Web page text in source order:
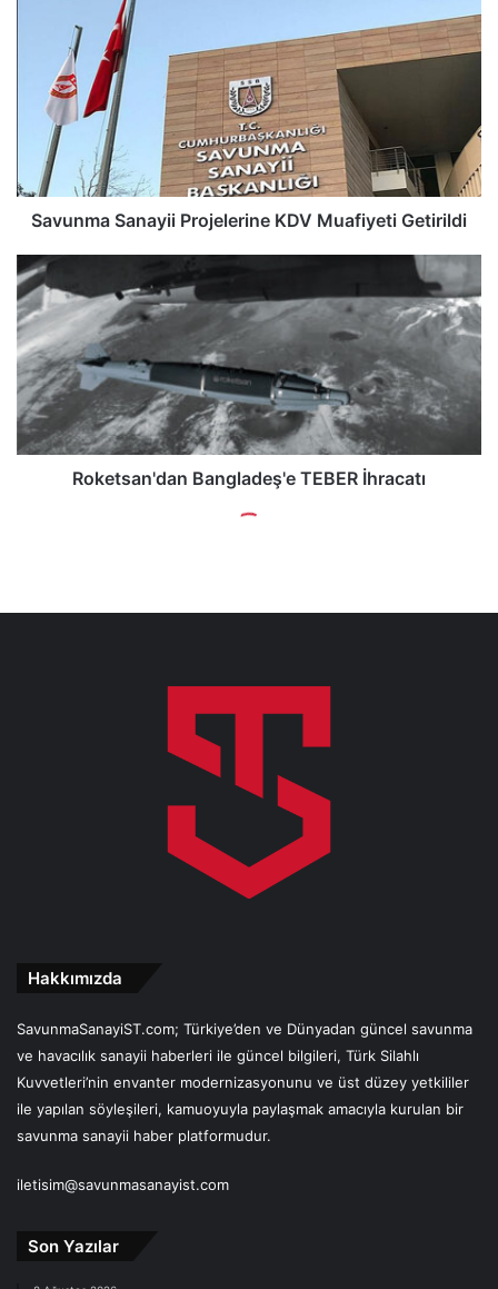
Hakkımızda
SavunmaSanayiST.com; Türkiye’den ve Dünyadan güncel savunma
ve havacılık sanayii haberleri ile güncel bilgileri, Türk Silahlı
Kuvvetleri’nin envanter modernizasyonunu ve üst düzey yetkililer
ile yapılan söyleşileri, kamuoyuyla paylaşmak amacıyla kurulan bir
savunma sanayii haber platformudur.
iletisim@savunmasanayist.com
Son Yazılar